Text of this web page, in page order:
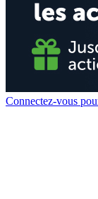
Connectez-vous